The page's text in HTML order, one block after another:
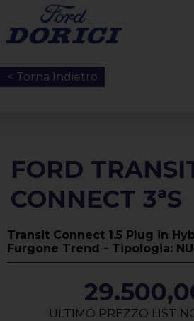
< Torna Indietro
FORD
CONNECT 3ªS
Transit Connect 1.5 Plug in
Furgone Trend - Tipologia:
ULTIMO PREZZO